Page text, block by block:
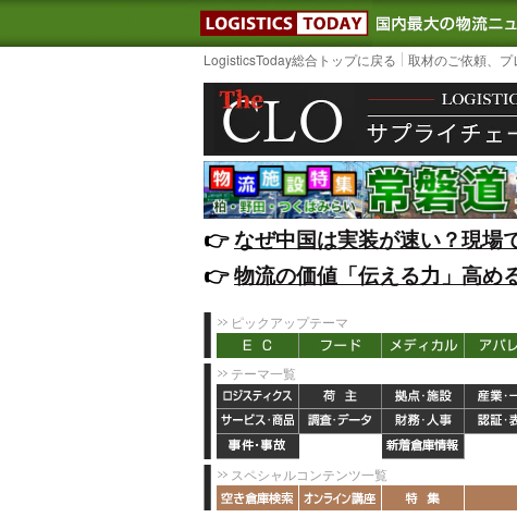
LOGISTICS
LogisticsToday総合トップに戻る 取材のご依頼、
👉️なぜ中国は実装が速い？現場
👉️物流の価値「伝える力」高め
ピックアップテーマ
テーマ一覧
スペシャルコンテンツ一覧